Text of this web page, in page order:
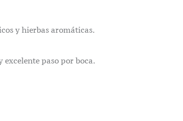
y hierbas aromáticas.
paso por boca.